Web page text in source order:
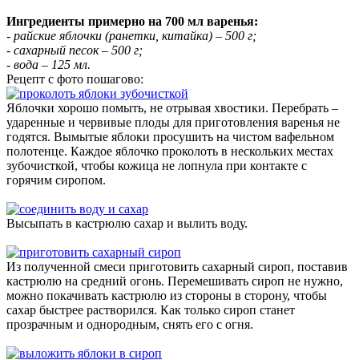
Ингредиенты примерно на 700 мл варенья:
- райские яблочки (ранетки, китайка) – 500 г;
- сахарный песок – 500 г;
- вода – 125 мл.
Рецепт с фото пошагово:
Яблочки хорошо помыть, не отрывая хвостики. Перебрать –
ударенные и червивые плоды для приготовления варенья не
годятся. Вымытые яблоки просушить на чистом вафельном
полотенце. Каждое яблочко проколоть в нескольких местах
зубочисткой, чтобы кожица не лопнула при контакте с
горячим сиропом.
Высыпать в кастрюлю сахар и вылить воду.
Из полученной смеси приготовить сахарный сироп, поставив
кастрюлю на средний огонь. Перемешивать сироп не нужно,
можно покачивать кастрюлю из стороны в сторону, чтобы
сахар быстрее растворился. Как только сироп станет
прозрачным и однородным, снять его с огня.